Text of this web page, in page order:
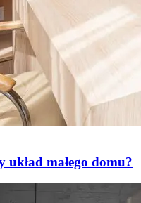
małego domu?